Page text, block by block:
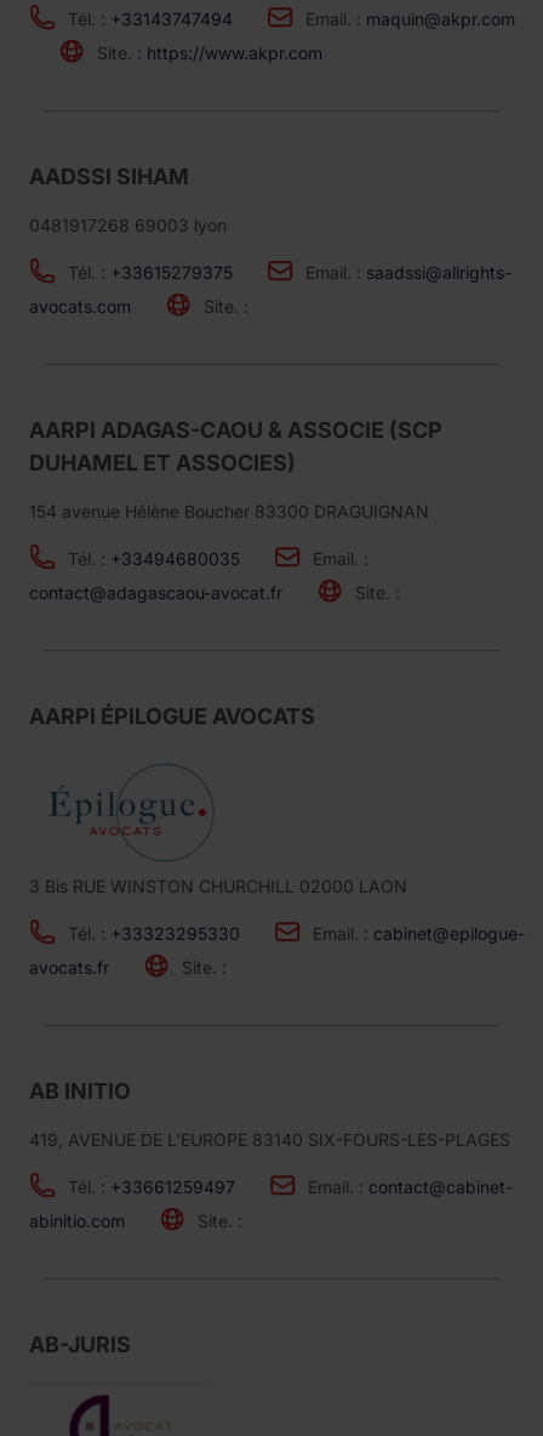
Tél. : +33143747494 Email. : maquin@akpr.com
Site. : https://www.akpr.com
AADSSI SIHAM
0481917268 69003 lyon
Tél. : +33615279375 Email. : saadssi@allrights-
avocats.com
Site. :
AARPI ADAGAS-CAOU & ASSOCIE (SCP
DUHAMEL ET ASSOCIES)
154 avenue Hélène Boucher 83300 DRAGUIGNAN
Tél. : +33494680035
Email. :
contact@adagascaou-avocat.fr
Site. :
AARPI ÉPILOGUE AVOCATS
3 Bis RUE WINSTON CHURCHILL 02000 LAON
Tél. : +33323295330 Email. : cabinet@epilogue-
avocats.fr
Site. :
AB INITIO
419, AVENUE DE L'EUROPE 83140 SIX-FOURS-LES-PLAGES
Tél. : +33661259497 Email. : contact@cabinet-
abinitio.com
Site. :
AB-JURIS